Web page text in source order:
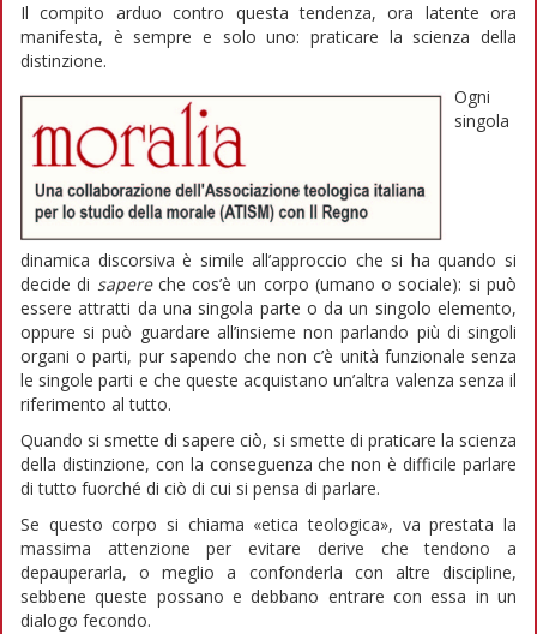
Il compito arduo contro questa tendenza, ora latente ora
manifesta, è sempre e solo uno: praticare la scienza della
distinzione.
Ogni
singola
dinamica discorsiva è simile all’approccio che si ha quando si
decide di sapere che cos’è un corpo (umano o sociale): si può
essere attratti da una singola parte o da un singolo elemento,
oppure si può guardare all’insieme non parlando più di singoli
organi o parti, pur sapendo che non c’è unità funzionale senza
le singole parti e che queste acquistano un’altra valenza senza il
riferimento al tutto.
Quando si smette di sapere ciò, si smette di praticare la scienza
della distinzione, con la conseguenza che non è difficile parlare
di tutto fuorché di ciò di cui si pensa di parlare.
Se questo corpo si chiama «etica teologica», va prestata la
massima attenzione per evitare derive che tendono a
depauperarla, o meglio a confonderla con altre discipline,
sebbene queste possano e debbano entrare con essa in un
dialogo fecondo.